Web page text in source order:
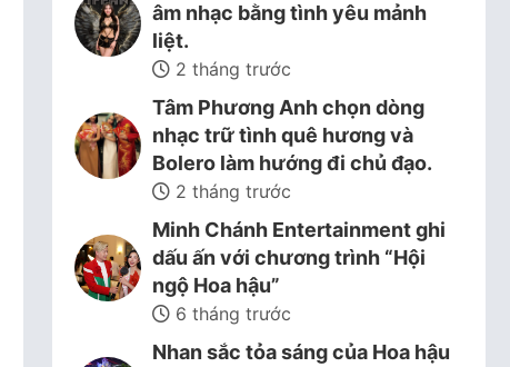
âm nhạc bằng tình yêu mảnh
liệt.
2 tháng trước
Tâm Phương Anh chọn dòng
nhạc trữ tình quê hương và
Bolero làm hướng đi chủ đạo.
2 tháng trước
Minh Chánh Entertainment ghi
dấu ấn với chương trình “Hội
ngộ Hoa hậu”
6 tháng trước
Nhan sắc tỏa sáng của Hoa hậu